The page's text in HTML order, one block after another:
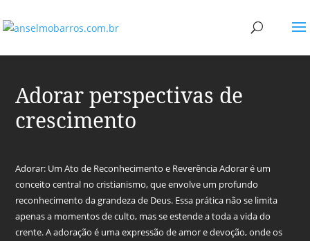
Adorar perspectivas de
crescimento
Adorar: Um Ato de Reconhecimento e Reverência Adorar é um
conceito central no cristianismo, que envolve um profundo
reconhecimento da grandeza de Deus. Essa prática não se limita
apenas a momentos de culto, mas se estende a toda a vida do
crente. A adoração é uma expressão de amor e devoção, onde os